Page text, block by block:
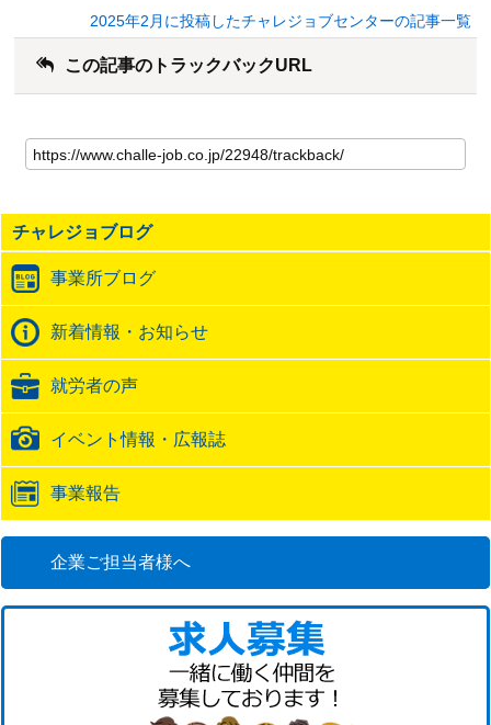
2025年2月に投稿したチャレジョブセンターの記事一覧
この記事のトラックバックURL
の
記
の
ト
ッ
ク
バ
ッ
URL
チャレジョブログ
事業所ブログ
新着情報・お知らせ
就労者の声
イベント情報・広報誌
事業報告
企業ご担当者様へ